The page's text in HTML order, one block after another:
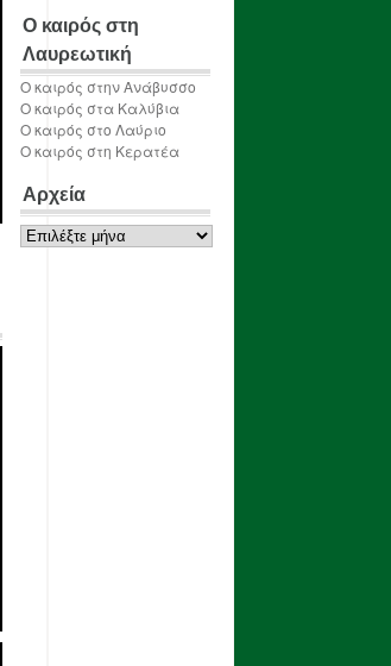
Ο καιρός στη
Λαυρεωτική
Ο καιρός στην Ανάβυσσο
Ο καιρός στα Καλύβια
Ο καιρός στο Λαύριο
Ο καιρός στη Κερατέα
Αρχεία
Αρχεία